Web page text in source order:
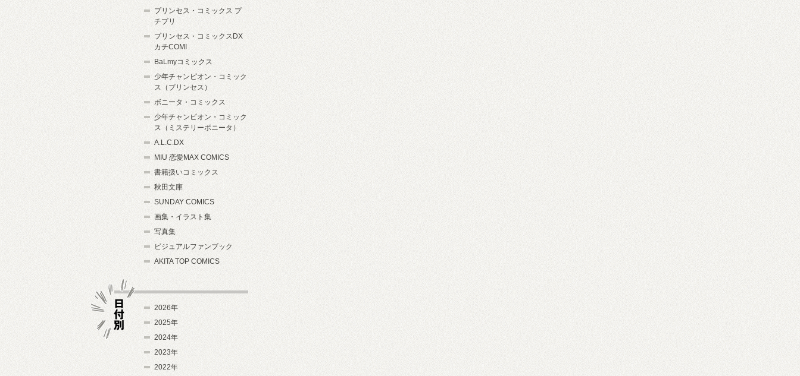
プリンセス・コミックス プ
チプリ
プリンセス・コミックスDX
カチCOMI
BaLmyコミックス
少年チャンピオン・コミック
ス（プリンセス）
ボニータ・コミックス
少年チャンピオン・コミック
ス（ミステリーボニータ）
A.L.C.DX
MIU 恋愛MAX COMICS
書籍扱いコミックス
秋田文庫
SUNDAY COMICS
画集・イラスト集
写真集
ビジュアルファンブック
AKITA TOP COMICS
2026年
2025年
2024年
2023年
2022年